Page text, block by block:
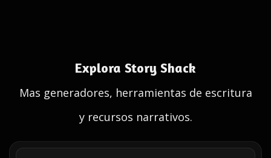
Explora Story Shack
Mas generadores, herramientas de escritura
y recursos narrativos.